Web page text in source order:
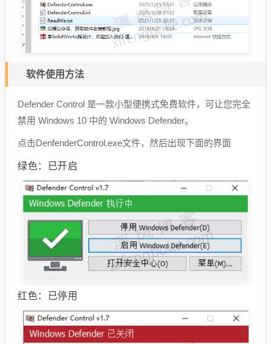
软件使用方法
Defender Control 是一款小型便携式免费软件，可让您完全
禁用 Windows 10 中的 Windows Defender。
点击DenfenderControl.exe文件，然后出现下面的界面
绿色：已开启
红色：已停用